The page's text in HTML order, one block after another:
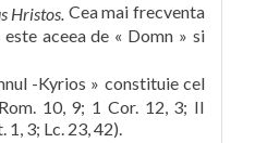
Hristos. Cea mai frecventa
aceea de « Domn » si
-Kyrios » constituie cel
10, 9; 1 Cor. 12, 3; II
1, 3; Lc. 23, 42).